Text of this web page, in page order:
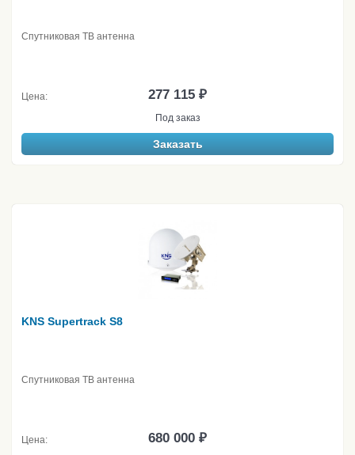
Спутниковая ТВ антенна
Цена: 277 115 ₽
Под заказ
Заказать
KNS Supertrack S8
Спутниковая ТВ антенна
Цена: 680 000 ₽